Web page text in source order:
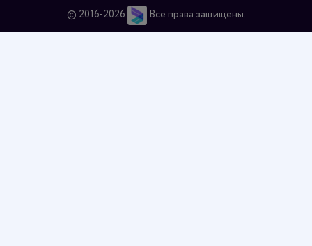
© 2016-2026 Все права защищены.